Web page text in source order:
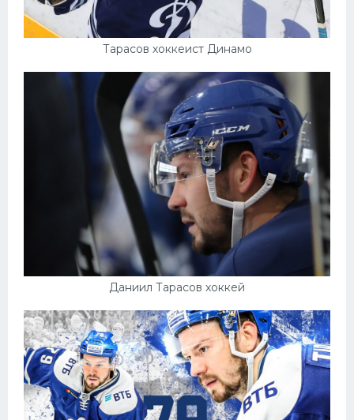
Тарасов хоккеист Динамо
Даниил Тарасов хоккей